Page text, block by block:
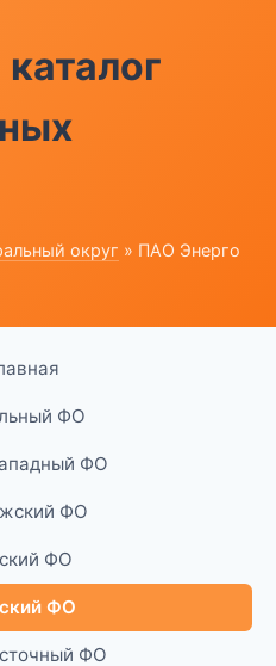
округ » ПАО Энерго
ФО
ФО
ФО
ФО
ФО
ФО